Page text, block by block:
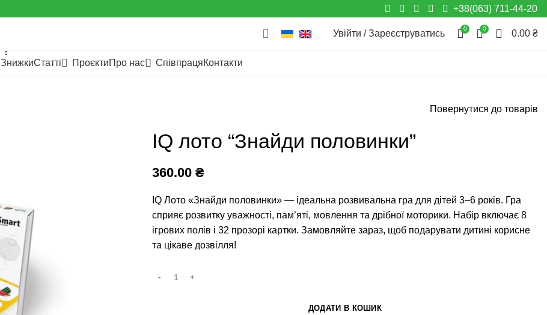
+38(063) 711-44-20
Увійти / Зареєструватись 0 0 0.00 ₴
ЗнижкиСтатті ПроєктиПро нас СпівпрацяКонтакти
Повернутися до товарів
IQ лото “Знайди половинки”
360.00 ₴
IQ Лото «Знайди половинки» — ідеальна розвивальна гра для дітей 3–6 років. Гра
сприяє розвитку уважності, пам’яті, мовлення та дрібної моторики. Набір включає 8
ігрових полів і 32 прозорі картки. Замовляйте зараз, щоб подарувати дитині корисне
та цікаве дозвілля!
ДОДАТИ В КОШИК